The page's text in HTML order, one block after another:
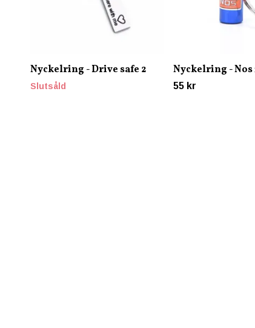
Nyckelring - Drive safe 2
Slutsåld
Nyckelring -
55 kr